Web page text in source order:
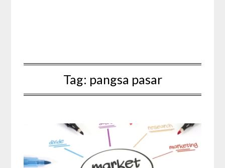
Tag: pangsa pasar